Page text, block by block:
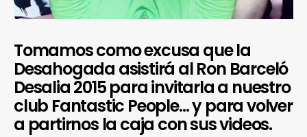
Tomamos como excusa que la
Desahogada asistirá al Ron Barceló
Desalia 2015 para invitarla a nuestro
club Fantastic People… y para volver
a partirnos la caja con sus videos.